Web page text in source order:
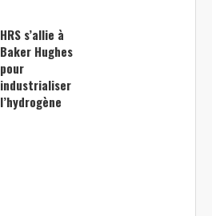
HRS s’allie à
Baker Hughes
pour
industrialiser
l’hydrogène